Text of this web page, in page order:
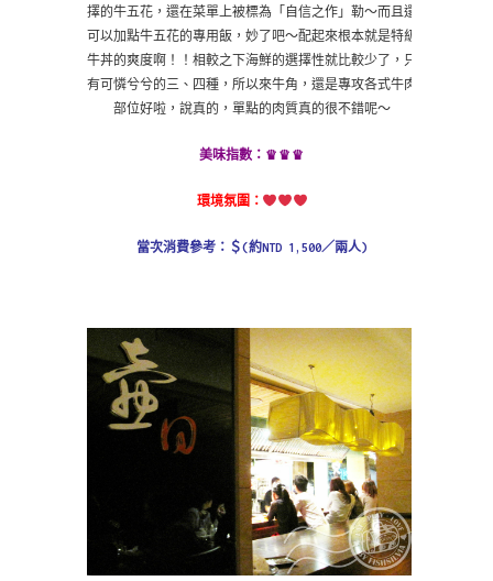
擇的牛五花，還在菜單上被標為「自信之作」勒～而且還
可以加點牛五花的專用飯，妙了吧～配起來根本就是特級
牛丼的爽度啊！！相較之下海鮮的選擇性就比較少了，只
有可憐兮兮的三、四種，所以來牛角，還是專攻各式牛肉
部位好啦，說真的，單點的肉質真的很不錯呢～
美味指數： ♛ ♛♛
環境氛圍：
當次消費參考：＄(約NTD 1,500／兩人)